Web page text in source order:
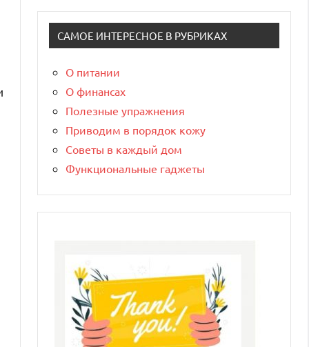
САМОЕ ИНТЕРЕСНОЕ В РУБРИКАХ
О питании
О финансах
Полезные упражнения
Приводим в порядок кожу
Советы в каждый дом
Функциональные гаджеты